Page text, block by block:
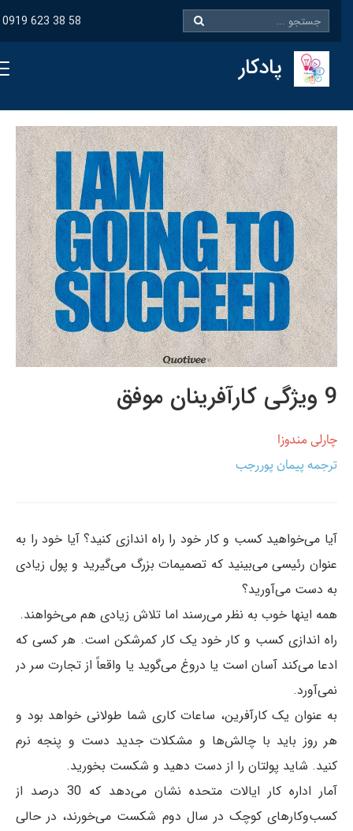
0919 623 38 58
پادکار
چارلی مندوزا
ترجمه پیمان پوررجب
آیا می‌خواهید کسب و کار خود را راه اندازی کنید؟ آیا خود را به
عنوان رئیسی می‌بینید که تصمیمات بزرگ می‌گیرید و پول زیادی
به دست می‌آورید؟
همه اینها خوب به نظر می‌رسند اما تلاش زیادی هم می‌خواهند.
راه اندازی کسب و کار خود یک کار کمرشکن است. هر کسی که
ادعا می‌کند آسان است یا دروغ می‌گوید یا واقعاً از تجارت سر در
نمی‌آورد.
به عنوان یک کارآفرین، ساعات کاری شما طولانی خواهد بود و
هر روز باید با چالش‌ها و مشکلات جدید دست و پنجه نرم
کنید. شاید پولتان را از دست دهید و شکست بخورید.
آمار اداره کار ایالات متحده نشان می‌دهد که 30 درصد از
کسب‌وکارهای کوچک در سال دوم شکست می‌خورند، در حالی